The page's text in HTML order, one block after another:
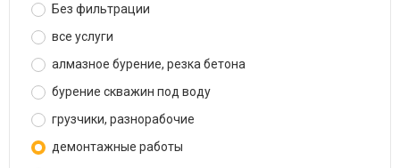
Без фильтрации
все услуги
алмазное бурение, резка бетона
бурение скважин под воду
грузчики, разнорабочие
демонтажные работы